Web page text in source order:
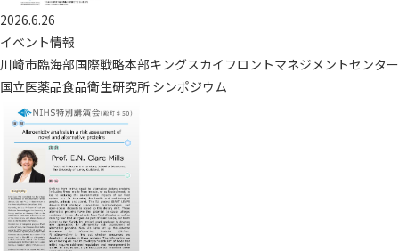
2026.6.26
イベント情報
川崎市臨海部国際戦略本部キングスカイフロントマネジメントセンター
国立医薬品食品衛生研究所 シンポジウム